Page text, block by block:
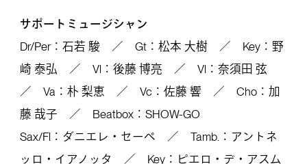
サポートミュージシャン
Dr/Per：石若 駿 ／ Gt：松本 大樹 ／ Key：野
崎 泰弘 ／ Vl：後藤 博亮 ／ Vl：奈須田 弦
／ Va：朴 梨恵 ／ Vc：佐藤 響 ／ Cho：加
藤 哉子 ／ Beatbox：SHOW-GO
Sax/Fl：ダニエレ・セーペ ／ Tamb.：アントネ
ッロ・イアノッタ ／ Key：ピエロ・デ・アスム